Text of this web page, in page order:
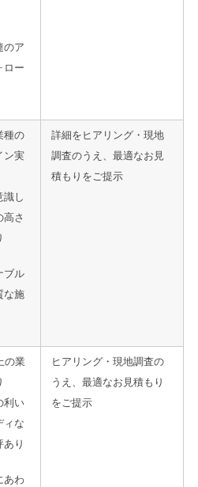
のア
ロー
種の
ン実
識し
高さ
ブル
な施
詳細をヒアリング・現地
調査のうえ、最適なお見
積もりをご提示
の業
利い
ィな
あり
あわ
ヒアリング・現地調査の
うえ、最適なお見積もり
をご提示